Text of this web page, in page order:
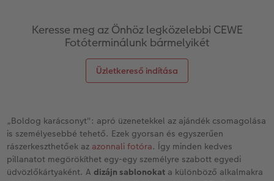
Keresse meg az Önhöz legközelebbi CEWE
Fotóterminálunk bármelyikét
Üzletkereső indítása
„Boldog karácsonyt": apró üzenetekkel az ajándék csomagolása
is személyesebbé tehető. Ezek gyorsan és egyszerűen
rászerkeszthetőek az azonnali fotóra. Így minden kedves
pillanatot megörökíthet egy-egy személyre szabott egyedi
üdvözlőkártyaként. Adizájn sablonokat a különböző alkalmakra